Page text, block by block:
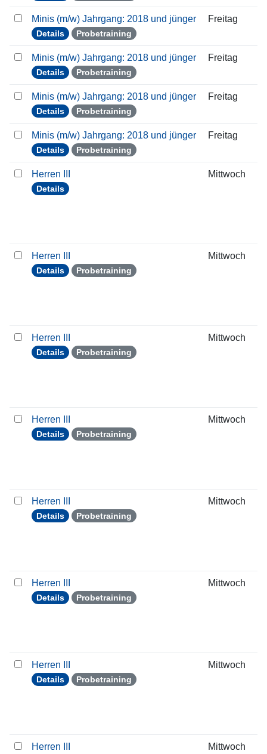
Minis (m/w) Jahrgang: 2018 und jünger
Details Probetraining
Freitag
Minis (m/w) Jahrgang: 2018 und jünger
Details Probetraining
Freitag
Minis (m/w) Jahrgang: 2018 und jünger
Details Probetraining
Freitag
Minis (m/w) Jahrgang: 2018 und jünger
Details Probetraining
Freitag
Herren III
Details
Mittwoch
Herren III
Details Probetraining
Mittwoch
Herren III
Details Probetraining
Mittwoch
Herren III
Details Probetraining
Mittwoch
Herren III
Details Probetraining
Mittwoch
Herren III
Details Probetraining
Mittwoch
Herren III
Details Probetraining
Mittwoch
Herren III Mittwoch